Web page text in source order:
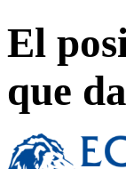
El
que